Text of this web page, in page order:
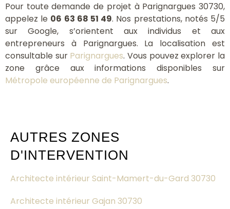
Pour toute demande de projet à Parignargues 30730,
appelez le 06 63 68 51 49. Nos prestations, notés 5/5
sur Google, s’orientent aux individus et aux
entrepreneurs à Parignargues. La localisation est
consultable sur Parignargues. Vous pouvez explorer la
zone grâce aux informations disponibles sur
Métropole européenne de Parignargues.
AUTRES ZONES
D'INTERVENTION
Architecte intérieur Saint-Mamert-du-Gard 30730
Architecte intérieur Gajan 30730